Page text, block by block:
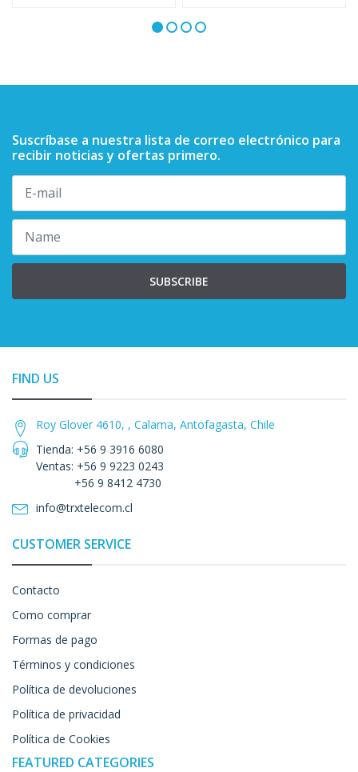
Suscríbase a nuestra lista de correo electrónico para
recibir noticias y ofertas primero.
SUBSCRIBE
FIND US
Roy Glover 4610, , Calama, Antofagasta, Chile
Tienda: +56 9 3916 6080
Ventas: +56 9 9223 0243
+56 9 8412 4730
info@trxtelecom.cl
CUSTOMER SERVICE
Contacto
Como comprar
Formas de pago
Términos y condiciones
Política de devoluciones
Política de privacidad
Política de Cookies
FEATURED CATEGORIES